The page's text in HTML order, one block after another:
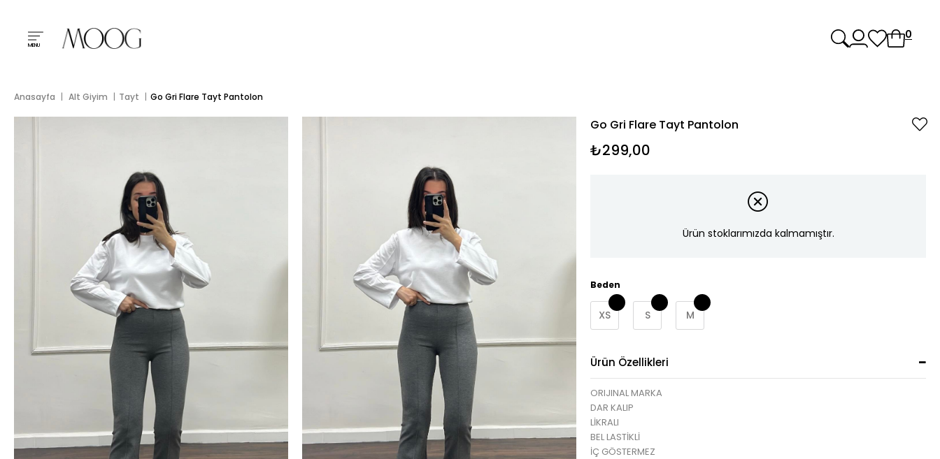
MENU
0
Anasayfa Alt Giyim Tayt Go Gri Flare Tayt Pantolon
Go Gri Flare Tayt Pantolon
₺299,00
Ürün stoklarımızda kalmamıştır.
Beden
XS S M
Ürün Özellikleri
ORIJINAL MARKA
DAR KALIP
LİKRALI
BEL LASTİKLİ
İÇ GÖSTERMEZ